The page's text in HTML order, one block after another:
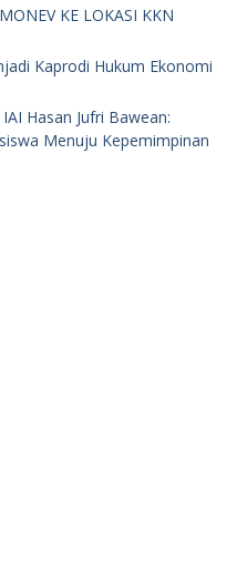
KE LOKASI KKN
Kaprodi Hukum Ekonomi
Hasan Jufri Bawean:
Menuju Kepemimpinan